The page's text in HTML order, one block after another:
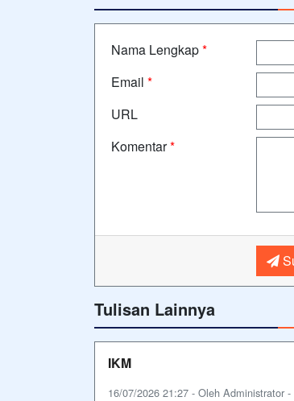
Nama Lengkap*
Email *
URL
Komentar*
Tulisan Lainnya
IKM
16/07/2026 21:27 - Oleh Administrator